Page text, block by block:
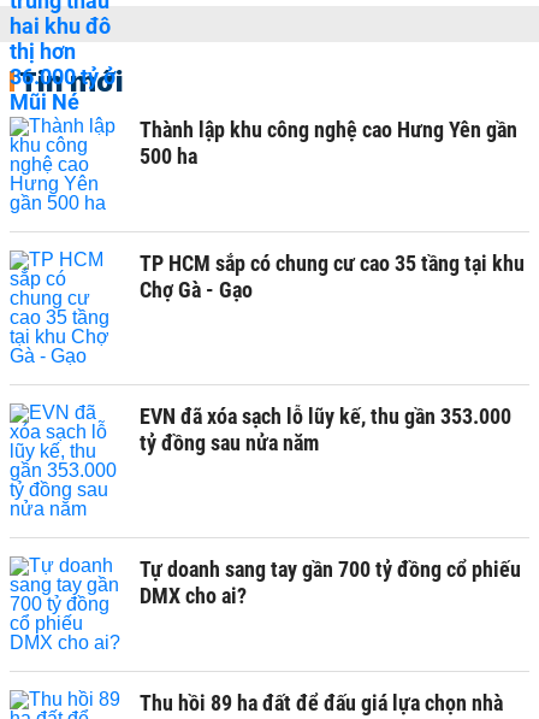
Tin mới
Thành lập khu công nghệ cao Hưng Yên gần
500 ha
TP HCM sắp có chung cư cao 35 tầng tại khu
Chợ Gà - Gạo
EVN đã xóa sạch lỗ lũy kế, thu gần 353.000
tỷ đồng sau nửa năm
Tự doanh sang tay gần 700 tỷ đồng cổ phiếu
DMX cho ai?
Thu hồi 89 ha đất để đấu giá lựa chọn nhà